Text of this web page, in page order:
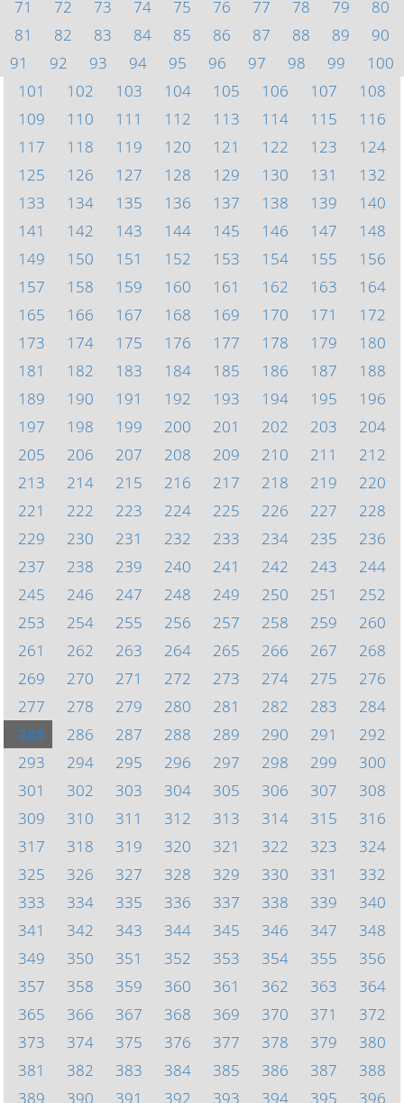
71
72 73 74 75 76 77 78 79
80
81
82 83 84 85 86 87 88 89
90
91
92 93 94 95 96 97 98 99
100
101
102 103 104 105 106 107
108
109
110 111 112 113 114 115
116
117
118 119 120 121 122 123
124
125
126 127 128 129 130 131
132
133
134 135 136 137 138 139
140
141
142 143 144 145 146 147
148
149
150 151 152 153 154 155
156
157
158 159 160 161 162 163
164
165
166 167 168 169 170 171
172
173
174 175 176 177 178 179
180
181
182 183 184 185 186 187
188
189
190 191 192 193 194 195
196
197
198 199 200 201 202 203
204
205
206 207 208 209 210 211
212
213
214 215 216 217 218 219
220
221
222 223 224 225 226 227
228
229
230 231 232 233 234 235
236
237
238 239 240 241 242 243
244
245
246 247 248 249 250 251
252
253
254 255 256 257 258 259
260
261
262 263 264 265 266 267
268
269
270 271 272 273 274 275
276
277
278 279 280 281 282 283
284
285
286 287 288 289 290 291
292
293
294 295 296 297 298 299
300
301
302 303 304 305 306 307
308
309
310 311 312 313 314 315
316
317
318 319 320 321 322 323
324
325
326 327 328 329 330 331
332
333
334 335 336 337 338 339
340
341
342 343 344 345 346 347
348
349
350 351 352 353 354 355
356
357
358 359 360 361 362 363
364
365
366 367 368 369 370 371
372
373
374 375 376 377 378 379
380
381
382 383 384 385 386 387
388
389
390 391 392 393 394 395 396